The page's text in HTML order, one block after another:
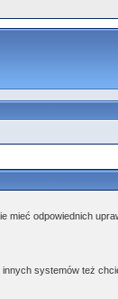
odpowiednich
systemów też